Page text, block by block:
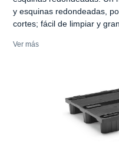
y esquinas redondeadas,
cortes; fácil de limpiar y
Ver más